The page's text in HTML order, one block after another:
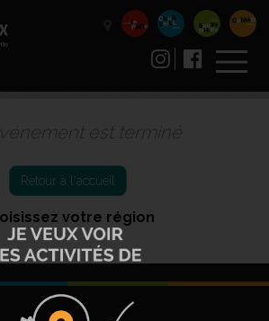
est terminé
Retour à l'accueil
votre région